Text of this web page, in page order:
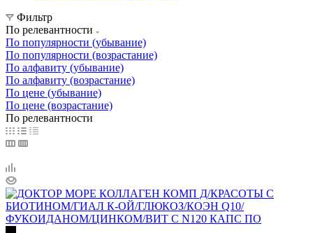
Фильтр
По релевантности
По популярности (убывание)
По популярности (возрастание)
По алфавиту (убывание)
По алфавиту (возрастание)
По цене (убывание)
По цене (возрастание)
По релевантности